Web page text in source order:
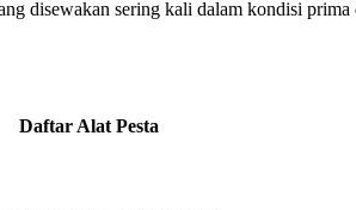
disewakan sering kali dalam kondisi
Daftar Alat Pesta